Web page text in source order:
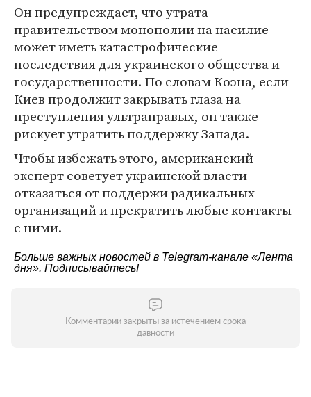
Он предупреждает, что утрата
правительством монополии на насилие
может иметь катастрофические
последствия для украинского общества и
государственности. По словам Коэна, если
Киев продолжит закрывать глаза на
преступления ультраправых, он также
рискует утратить поддержку Запада.
Чтобы избежать этого, американский
эксперт советует украинской власти
отказаться от поддержи радикальных
организаций и прекратить любые контакты
с ними.
Больше важных новостей в Telegram-канале «Лента
дня». Подписывайтесь!
Комментарии закрыты за истечением срока
давности